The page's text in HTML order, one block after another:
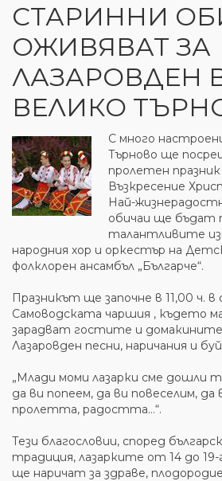
СТАРИННИ
ОЖИВЯВАТ ЗА
ЛАЗАРОВДЕН
ВЕЛИКО
С много
Търново ще
пролетен
Възкресение
Най-
обичаи ще бъдат
талантливите
народния хор и оркестър на
фолклорен ансамбъл „Българче“.
Празникът ще започне в 11,00 ч. в
Самоводската чаршия , където
зарадват гостите и домакините
Лазаровден песни, наричания и
„Млади моми лазарки сме дошли
да ви попеем, да ви повеселим, да
пролетта, радостта…“.
Тези благословии, според
традиция, лазарките от 14 до
ще наричат за здраве,